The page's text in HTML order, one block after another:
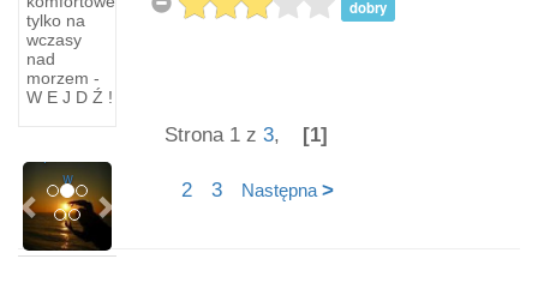
tylko na
wczasy
nad
morzem -
W E J D Ź !
CZAROWNICE
-
Podobno
czarownica
mogła
w
PreviousNext
dobry
Strona 1 z 3, [1]
2 3 Następna >